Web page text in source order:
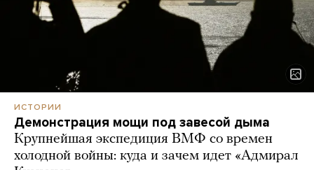
ИСТОРИИ
Демонстрация мощи под завесой дыма
Крупнейшая экспедиция ВМФ со времен
холодной войны: куда и зачем идет «Адмирал